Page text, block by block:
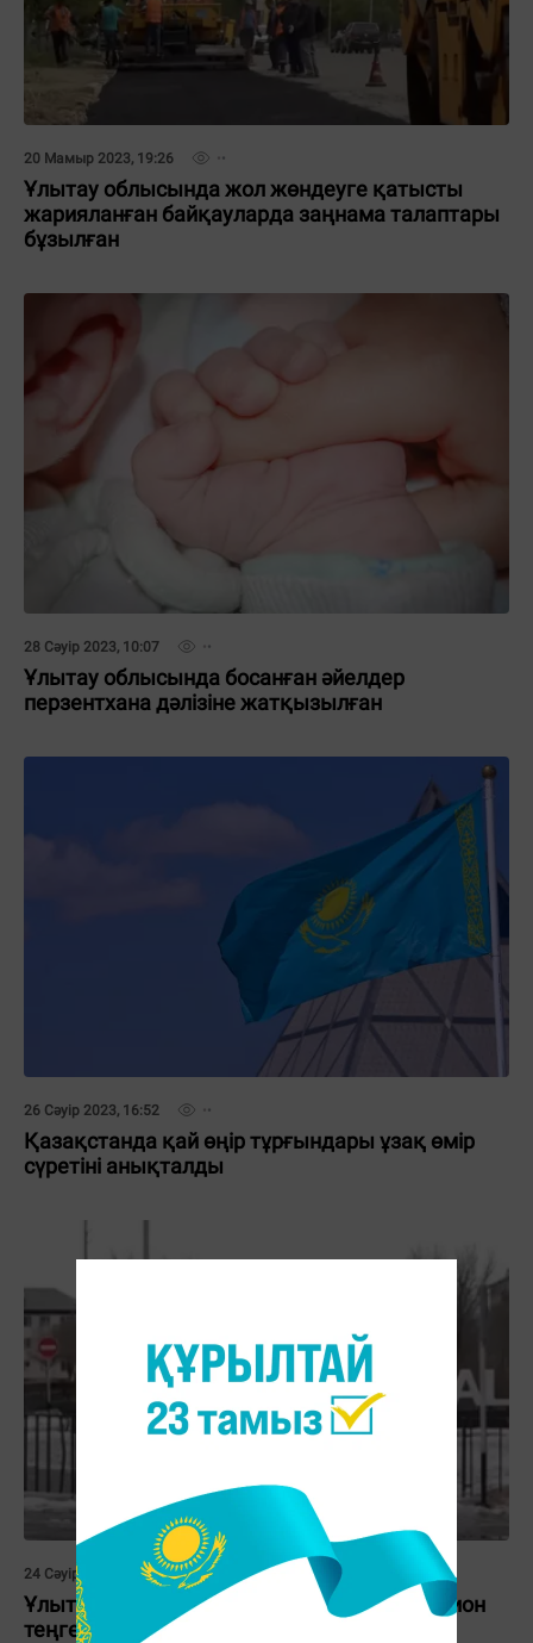
20 Мамыр 2023, 19:26
Ұлытау облысында жол жөндеуге қатысты
жарияланған байқауларда заңнама талаптары
бұзылған
28 Сәуір 2023, 10:07
Ұлытау облысында босанған әйелдер
перзентхана дәлізіне жатқызылған
26 Сәуір 2023, 16:52
Қазақстанда қай өңір тұрғындары ұзақ өмір
сүретіні анықталды
24 Сәуір 2023, 09:23
Ұлытау облысында бір құты бояу 1,6 миллион
теңгеге сатып алынбақ болған